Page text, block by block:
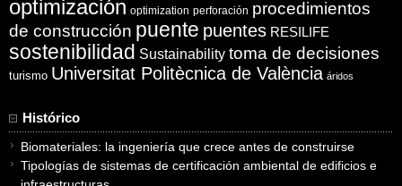
optimización optimization perforación procedimientos
de construcción puente puentes RESILIFE
sostenibilidad Sustainability toma de decisiones
turismo Universitat Politècnica de València áridos
Histórico
Biomateriales: la ingeniería que crece antes de construirse
Tipologías de sistemas de certificación ambiental de edificios e